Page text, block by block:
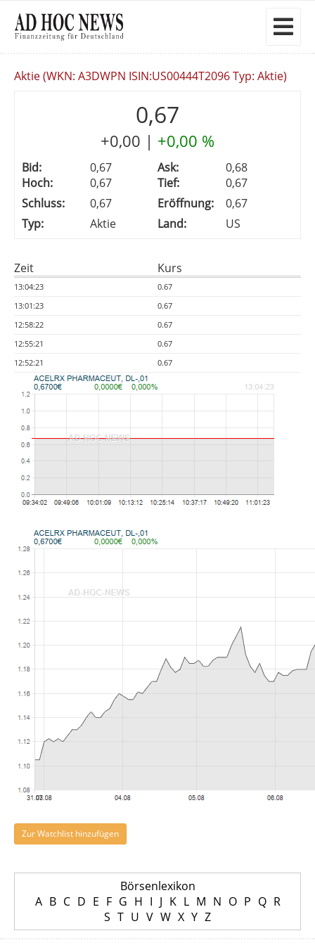
Aktie (WKN: A3DWPN ISIN:US00444T2096 Typ: Aktie)
0,67
+0,00 | +0,00 %
Bid: 0,67 Ask:
0,68
Hoch:
0,67 Tief:
0,67
Schluss:
0,67 Eröffnung:
0,67
Typ:
Aktie Land: US
Zeit Kurs
13:04:23
0.67
13:01:23
0.67
12:58:22
0.67
12:55:21
0.67
12:52:21
0.67
Zur Watchlist hinzufügen
Börsenlexikon
A B C D E F G H I J K L M N O P Q R
S T U V W X Y Z